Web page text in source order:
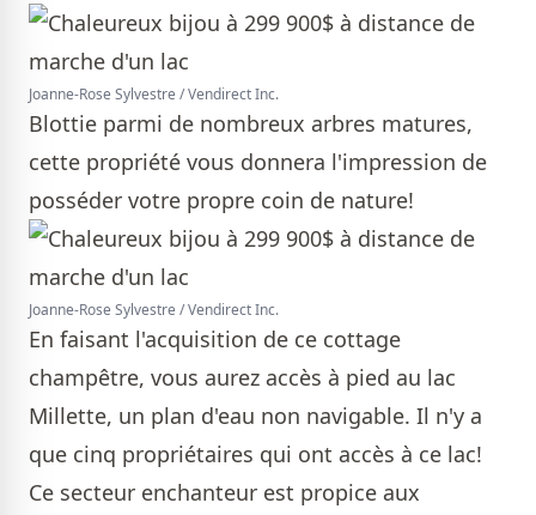
Joanne-Rose Sylvestre / Vendirect Inc.
Blottie parmi de nombreux arbres matures,
cette propriété vous donnera l'impression de
posséder votre propre coin de nature!
Joanne-Rose Sylvestre / Vendirect Inc.
En faisant l'acquisition de ce cottage
champêtre, vous aurez accès à pied au lac
Millette, un plan d'eau non navigable. Il n'y a
que cinq propriétaires qui ont accès à ce lac!
Ce secteur enchanteur est propice aux